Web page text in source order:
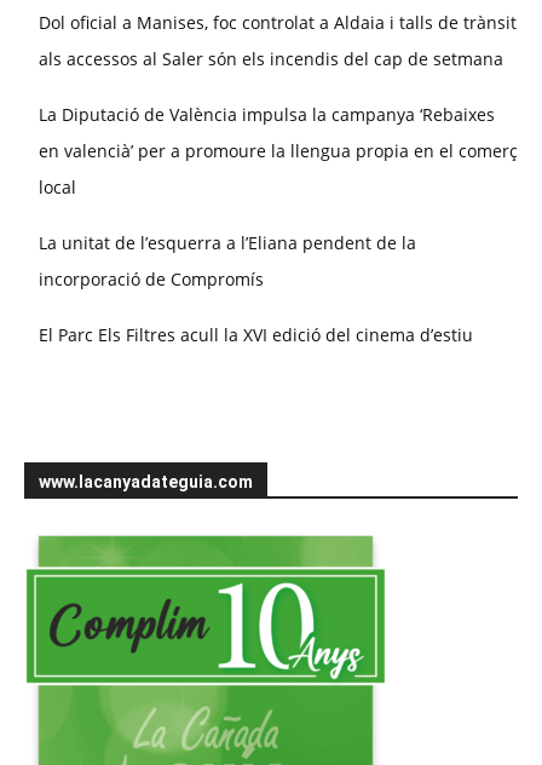
Dol oficial a Manises, foc controlat a Aldaia i talls de trànsit
als accessos al Saler són els incendis del cap de setmana
La Diputació de València impulsa la campanya ‘Rebaixes
en valencià’ per a promoure la llengua propia en el comerç
local
La unitat de l’esquerra a l’Eliana pendent de la
incorporació de Compromís
El Parc Els Filtres acull la XVI edició del cinema d’estiu
www.lacanyadateguia.com